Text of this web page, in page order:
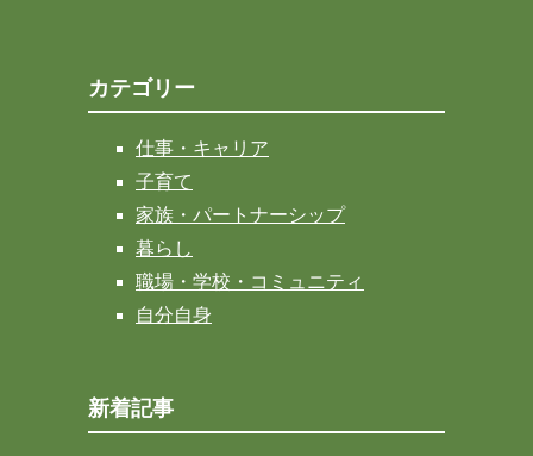
カテゴリー
仕事・キャリア
子育て
家族・パートナーシップ
暮らし
職場・学校・コミュニティ
自分自身
新着記事